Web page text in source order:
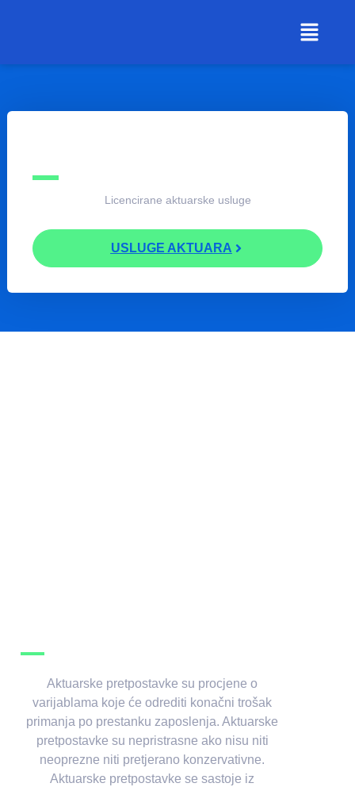
Licencirane aktuarske usluge
USLUGE AKTUARA
Aktuarske pretpostavke su procjene o
varijablama koje će odrediti konačni trošak
primanja po prestanku zaposlenja. Aktuarske
pretpostavke su nepristrasne ako nisu niti
neoprezne niti pretjerano konzervativne.
Aktuarske pretpostavke se sastoje iz